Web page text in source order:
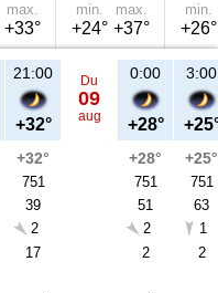
max.
+33°
min.
+24°
max.
+37°
min.
+26°
21:00
+32°
+32°
751
39
2
17
Du
09
aug
0:00
+28°
+28°
751
51
2
2
3:00
+25°
751
63
1
2